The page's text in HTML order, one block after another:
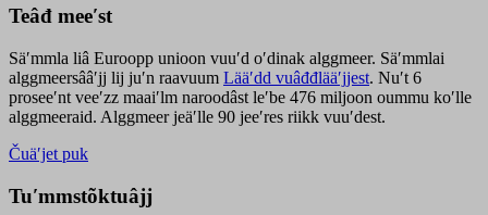
Teâđ meeʹst
Säʹmmla liâ Euroopp unioon vuuʹd oʹdinak alggmeer. Säʹmmlai
alggmeersââʹjj lij juʹn raavuum Lääʹdd vuâđđlääʹjjest. Nuʹt 6
proseeʹnt veeʹzz maaiʹlm naroodâst leʹbe 476 miljoon oummu koʹlle
alggmeeraid. Alggmeer jeäʹlle 90 jeeʹres riikk vuuʹdest.
Čuäʹjet puk
Tuʹmmstõktuâjj